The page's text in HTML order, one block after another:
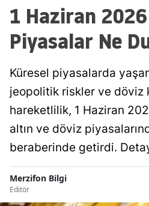
1 Haziran
Piyasalar Ne
Küresel piyasalarda
jeopolitik riskler ve döviz
hareketlilik, 1 Haziran
altın ve döviz
beraberinde getirdi.
Merzifon Bilgi
Editör